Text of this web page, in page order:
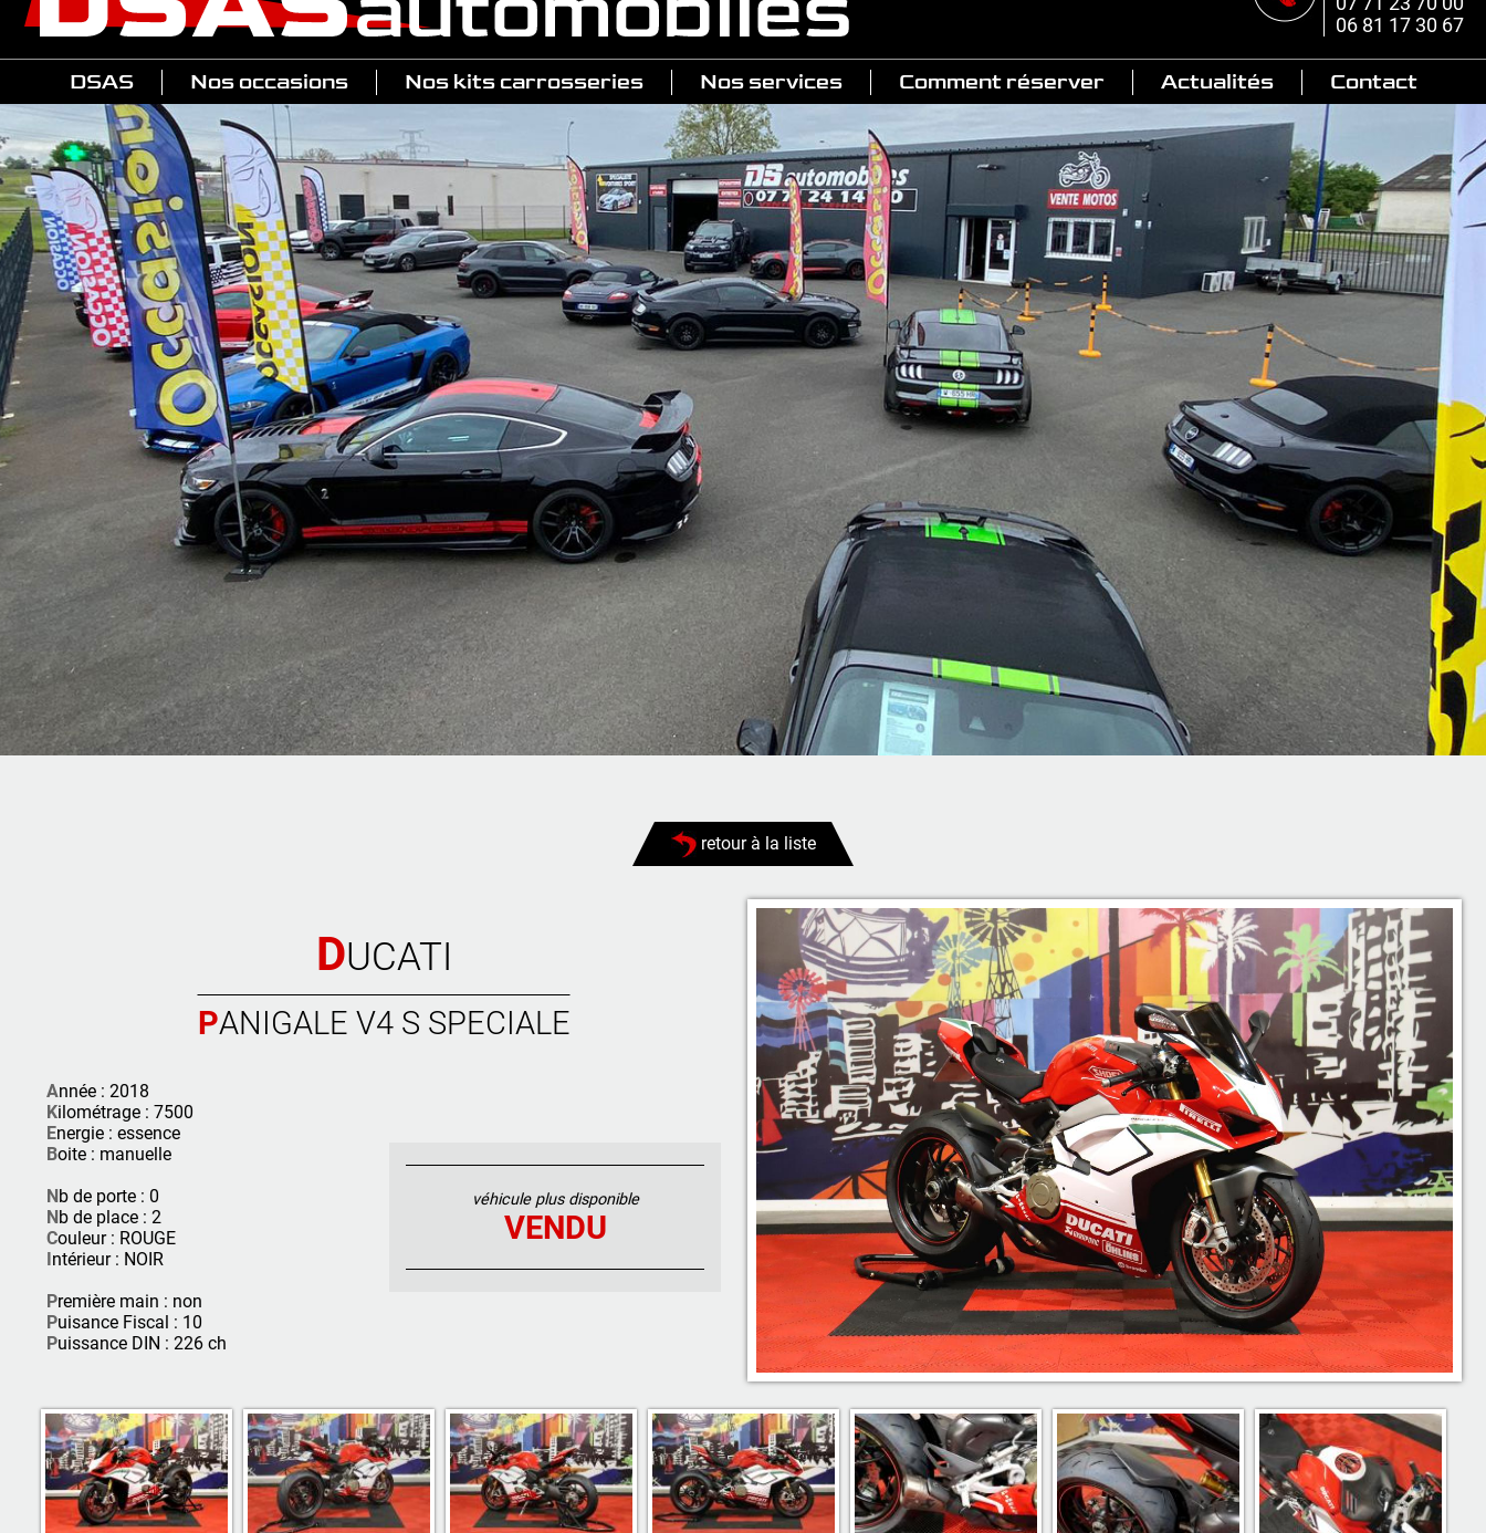
06 81 17 30 67
DSAS
Nos occasions
Toutes
Américaines
4x4 & Pickup
Autres catégories
Motos
Nos kits carrosseries
Raptor Performance
Mega Raptor
Shelby GT 500
Nos services Comment réserver
Actualités
Articles
Véhicules
Livraisons
Contact
retour à la liste
DUCATI
PANIGALE V4 S SPECIALE
Année : 2018
Kilométrage : 7500
Energie : essence
Boite : manuelle
Nb de porte : 0
Nb de place : 2
Couleur : ROUGE
Intérieur : NOIR
Première main : non
Puisance Fiscal : 10
Puissance DIN : 226 ch
véhicule plus disponible
VENDU